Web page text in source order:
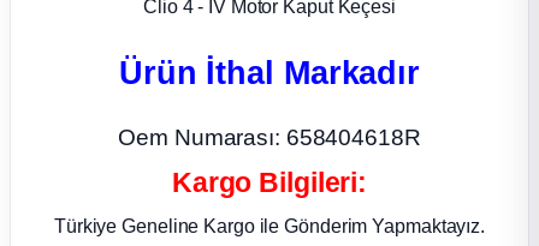
Clio 4 - IV Motor Kaput Keçesi
Ürün İthal Markadır
Oem Numarası: 658404618R
Kargo Bilgileri:
Türkiye Geneline Kargo ile Gönderim Yapmaktayız.